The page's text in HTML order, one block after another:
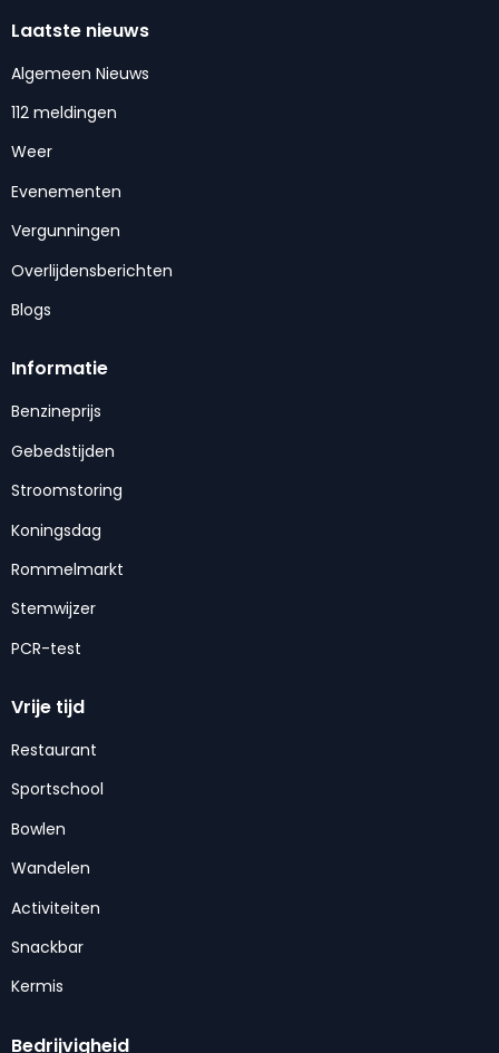
Laatste nieuws
Algemeen Nieuws
112 meldingen
Weer
Evenementen
Vergunningen
Overlijdensberichten
Blogs
Informatie
Benzineprijs
Gebedstijden
Stroomstoring
Koningsdag
Rommelmarkt
Stemwijzer
PCR-test
Vrije tijd
Restaurant
Sportschool
Bowlen
Wandelen
Activiteiten
Snackbar
Kermis
Bedrijvigheid